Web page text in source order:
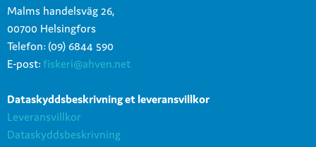
Malms handelsväg 26,
00700 Helsingfors
Telefon: (09) 6844 590
E-post: fiskeri@ahven.net
Dataskyddsbeskrivning et leveransvillkor
Leveransvillkor
Dataskyddsbeskrivning